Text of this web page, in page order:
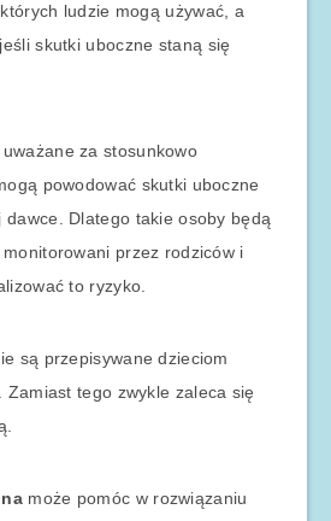
ludzie mogą używać, a
skutki uboczne staną się
za stosunkowo
powodować skutki uboczne
dawce. Dlatego takie osoby będą
przez rodziców i
to ryzyko.
są przepisywane dzieciom
Zamiast tego zwykle zaleca się
może pomóc w rozwiązaniu